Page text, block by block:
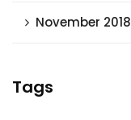
November 2018
Tags